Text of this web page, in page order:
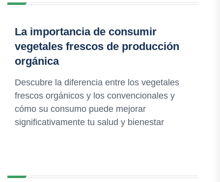
La importancia de consumir
vegetales frescos de producción
orgánica
Descubre la diferencia entre los vegetales
frescos orgánicos y los convencionales y
cómo su consumo puede mejorar
significativamente tu salud y bienestar